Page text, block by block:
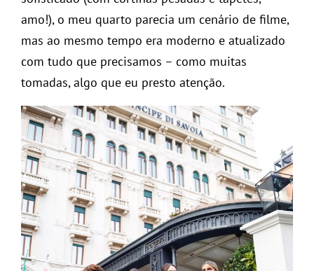
amo!), o meu quarto parecia um cenário de filme,
mas ao mesmo tempo era moderno e atualizado
com tudo que precisamos – como muitas
tomadas, algo que eu presto atenção.